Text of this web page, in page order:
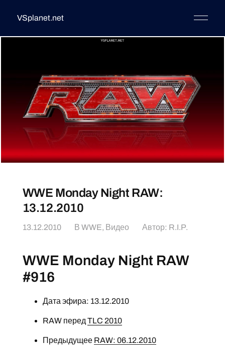
VSplanet.net
WWE Monday Night RAW:
13.12.2010
13.12.2010 В WWE, Видео Автор: R.I.P.
WWE Monday Night RAW
#916
Дата эфира: 13.12.2010
RAW перед TLC 2010
Предыдущее RAW: 06.12.2010